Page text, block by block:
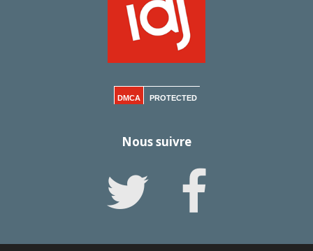
DMCA PROTECTED
Nous suivre